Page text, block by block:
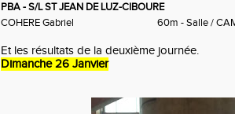
PBA - S/L ST JEAN DE LUZ-CIBOURE
COHERE Gabriel
60m - Salle /
Et les résultats de la deuxième journée.
Dimanche 26 Janvier